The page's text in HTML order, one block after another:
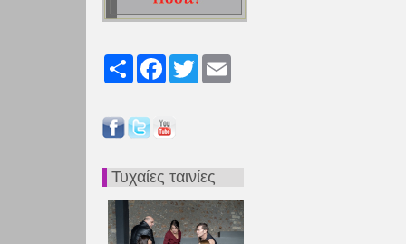
Share FacebookTwitter
Τυχαίες ταινίες